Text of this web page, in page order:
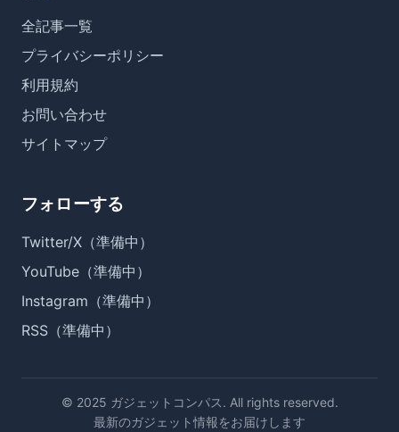
全記事一覧
プライバシーポリシー
利用規約
お問い合わせ
サイトマップ
フォローする
Twitter/X（準備中）
YouTube（準備中）
Instagram（準備中）
RSS（準備中）
© 2025 ガジェットコンパス. All rights reserved.
最新のガジェット情報をお届けします